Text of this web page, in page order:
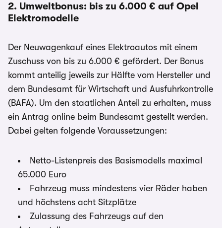
2. Umweltbonus: bis zu 6.000 € auf Opel
Elektromodelle
Der Neuwagenkauf eines Elektroautos mit einem
Zuschuss von bis zu 6.000 € gefördert. Der Bonus
kommt anteilig jeweils zur Hälfte vom Hersteller und
dem Bundesamt für Wirtschaft und Ausfuhrkontrolle
(BAFA). Um den staatlichen Anteil zu erhalten, muss
ein Antrag online beim Bundesamt gestellt werden.
Dabei gelten folgende Voraussetzungen:
Netto-Listenpreis des Basismodells maximal
65.000 Euro
Fahrzeug muss mindestens vier Räder haben
und höchstens acht Sitzplätze
Zulassung des Fahrzeugs auf den